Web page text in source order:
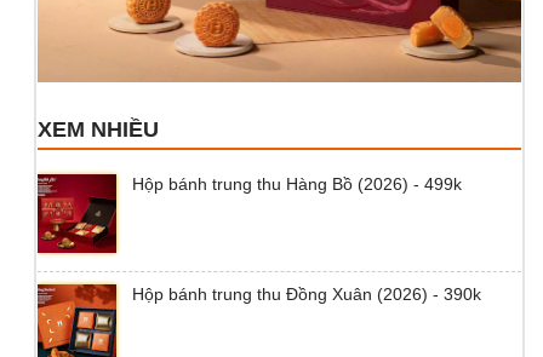
XEM NHIỀU
Hộp bánh trung thu Hàng Bồ (2026) - 499k
Hộp bánh trung thu Đồng Xuân (2026) - 390k